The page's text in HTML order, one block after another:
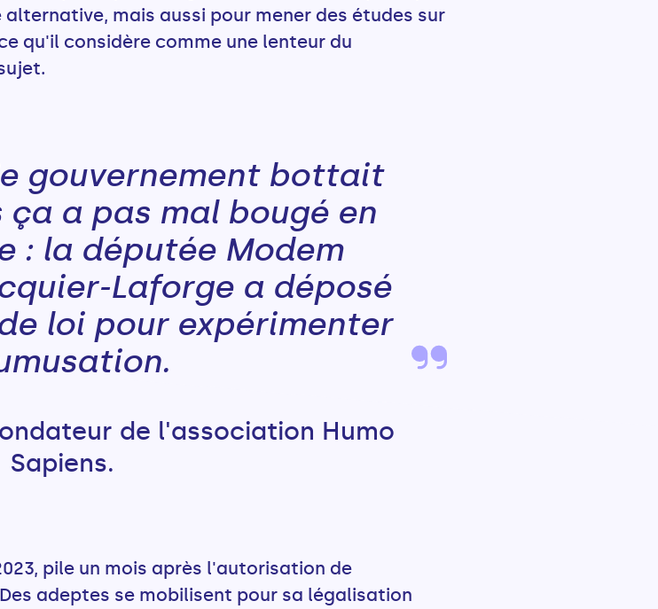
mais aussi pour mener des études sur
qu'il considère comme une lenteur du
gouvernement bottait
ça a pas mal bougé en
: la députée Modem
Laforge a déposé
loi pour expérimenter
de l'association Humo
Sapiens.
pile un mois après l'autorisation de
adeptes se mobilisent pour sa légalisation